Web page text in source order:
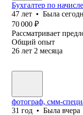
Бухгалтер по
47 лет • Была
70 000 ₽
Рассматривает
Общий опыт
26 лет 2 месяца
фотограф, смм-
31 год • Была вчера